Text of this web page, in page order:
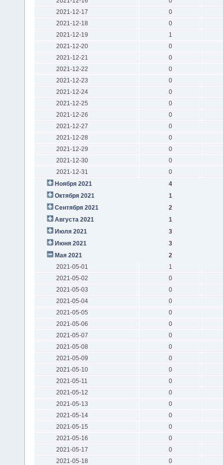
2021-12-17
0
2021-12-18
0
2021-12-19
1
2021-12-20
0
2021-12-21
0
2021-12-22
0
2021-12-23
0
2021-12-24
0
2021-12-25
0
2021-12-26
0
2021-12-27
0
2021-12-28
0
2021-12-29
0
2021-12-30
0
2021-12-31
0
Ноября 2021
4
Октября 2021
1
Сентября 2021
2
Августа 2021
1
Июля 2021
3
Июня 2021
3
Мая 2021
2
2021-05-01
1
2021-05-02
0
2021-05-03
0
2021-05-04
0
2021-05-05
0
2021-05-06
0
2021-05-07
0
2021-05-08
0
2021-05-09
0
2021-05-10
0
2021-05-11
0
2021-05-12
0
2021-05-13
0
2021-05-14
0
2021-05-15
0
2021-05-16
0
2021-05-17
0
2021-05-18
0